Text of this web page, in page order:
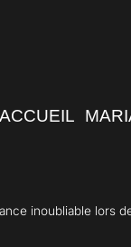
ACCUEIL
inoubliable lors